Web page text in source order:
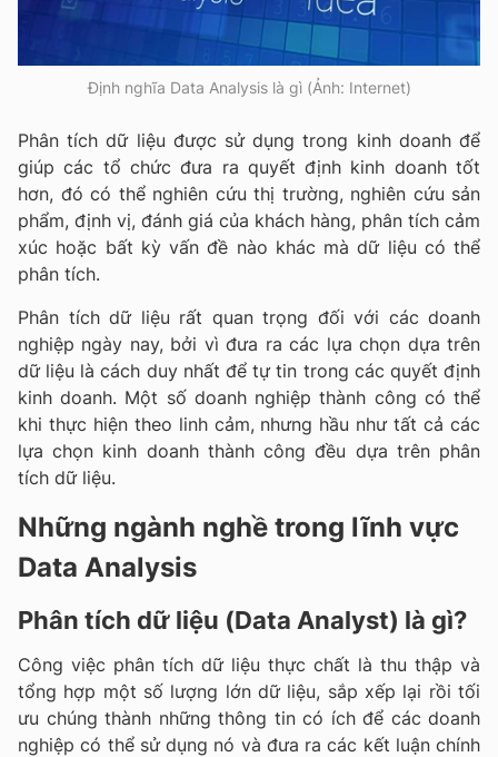
Định nghĩa Data Analysis là gì (Ảnh: Internet)
Phân tích dữ liệu được sử dụng trong kinh doanh để
giúp các tổ chức đưa ra quyết định kinh doanh tốt
hơn, đó có thể nghiên cứu thị trường, nghiên cứu sản
phẩm, định vị, đánh giá của khách hàng, phân tích cảm
xúc hoặc bất kỳ vấn đề nào khác mà dữ liệu có thể
phân tích.
Phân tích dữ liệu rất quan trọng đối với các doanh
nghiệp ngày nay, bởi vì đưa ra các lựa chọn dựa trên
dữ liệu là cách duy nhất để tự tin trong các quyết định
kinh doanh. Một số doanh nghiệp thành công có thể
khi thực hiện theo linh cảm, nhưng hầu như tất cả các
lựa chọn kinh doanh thành công đều dựa trên phân
tích dữ liệu.
Những ngành nghề trong lĩnh vực
Data Analysis
Phân tích dữ liệu (Data Analyst) là gì?
Công việc phân tích dữ liệu thực chất là thu thập và
tổng hợp một số lượng lớn dữ liệu, sắp xếp lại rồi tối
ưu chúng thành những thông tin có ích để các doanh
nghiệp có thể sử dụng nó và đưa ra các kết luận chính